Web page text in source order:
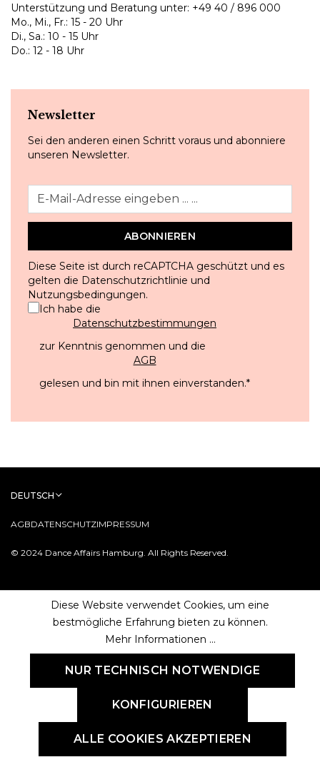
Unterstützung und Beratung unter: +49 40 / 896 000
Mo., Mi., Fr.: 15 - 20 Uhr
Di., Sa.: 10 - 15 Uhr
Do.: 12 - 18 Uhr
Newsletter
Sei den anderen einen Schritt voraus und abonniere
unseren Newsletter.
ABONNIEREN
Diese Seite ist durch reCAPTCHA geschützt und es
gelten die Datenschutzrichtlinie und
Nutzungsbedingungen.
Ich habe die
Datenschutzbestimmungen
zur Kenntnis genommen und die
AGB
gelesen und bin mit ihnen einverstanden.*
© 2024 Dance Affairs Hamburg. All Rights Reserved.
AGBDATENSCHUTZIMPRESSUM
DEUTSCH
Diese Website verwendet Cookies, um eine
bestmögliche Erfahrung bieten zu können.
Mehr Informationen ...
NUR TECHNISCH NOTWENDIGE
KONFIGURIEREN
ALLE COOKIES AKZEPTIEREN